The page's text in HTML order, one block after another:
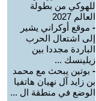
للهوكي من بطولة
العالم 2027
- موقع أوكراني يشير
إلى اشتعال الحرب
الباردة مجددا بين
زيلينسك ...
- بوتين يبحث مع محمد
بن زايد آل نهيان هاتفيا
الوضع في منطقة ال ...